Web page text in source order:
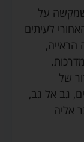
שמקשה על
לעיתים
הראייה,
של
גב אל גב,
אליה